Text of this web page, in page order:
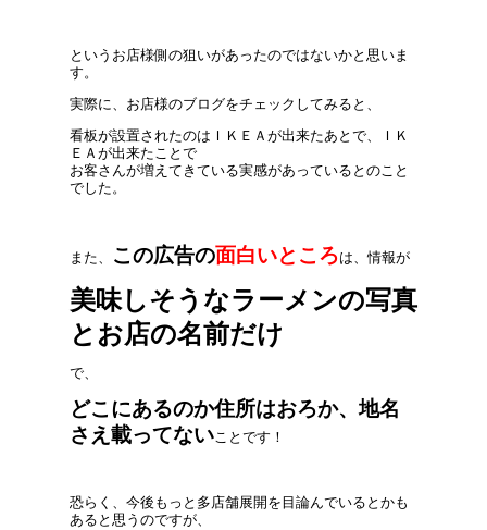
というお店様側の狙いがあったのではないかと思いま
す。
実際に、お店様のブログをチェックしてみると、
看板が設置されたのはＩＫＥＡが出来たあとで、ＩＫ
ＥＡが出来たことで
お客さんが増えてきている実感があっているとのこと
でした。
また、 この広告の面白いところは、情報が
美味しそうなラーメンの写真
とお店の名前だけ
で、
どこにあるのか住所はおろか、地名
さえ載ってないことです！
恐らく、今後もっと多店舗展開を目論んでいるとかも
あると思うのですが、